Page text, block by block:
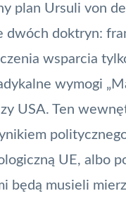
plan Ursuli von
dwóch doktryn:
wsparcia
wymogi
USA. Ten
UE, albo
będą musieli